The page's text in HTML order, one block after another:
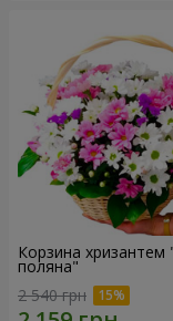
Корзина хризантем
поляна"
2 540 грн